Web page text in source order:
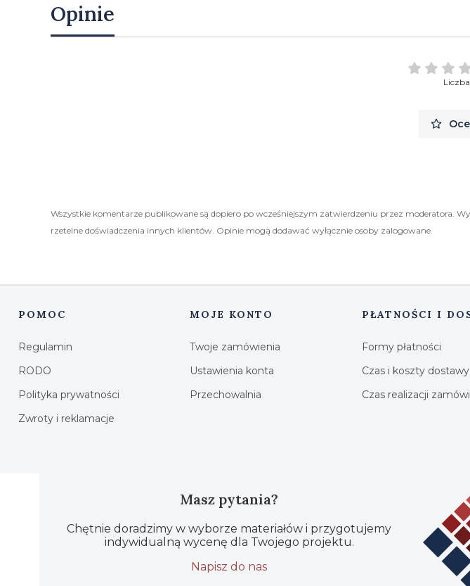
Opinie
Wszystkie komentarze publikowane są dopiero po wcześniejszym zatwierdzeniu przez moderatora.
rzetelne doświadczenia innych klientów. Opinie mogą dodawać wyłącznie osoby zalogowane.
Linki w stopce
POMOC
Regulamin
RODO
Polityka prywatności
Zwroty i reklamacje
MOJE KONTO
Twoje zamówienia
Ustawienia konta
Przechowalnia
PŁATNOŚCI I
Formy płatności
Czas i koszty dostawy
Czas realizacji
Masz pytania?
Chętnie doradzimy w wyborze materiałów i przygotujemy
indywidualną wycenę dla Twojego projektu.
Napisz do nas